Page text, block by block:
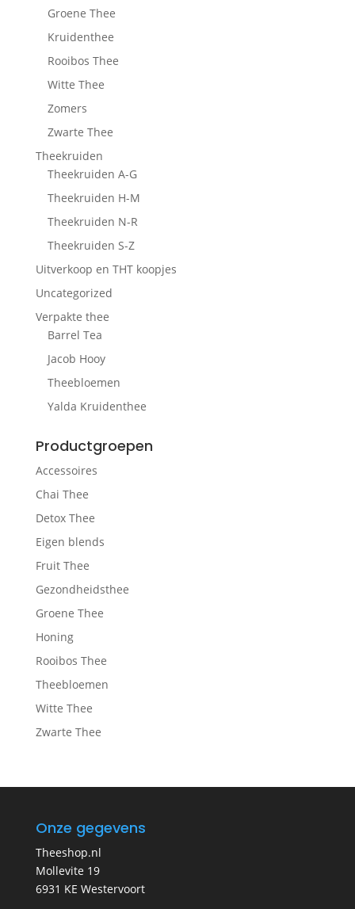
Groene Thee
Kruidenthee
Rooibos Thee
Witte Thee
Zomers
Zwarte Thee
Theekruiden
Theekruiden A-G
Theekruiden H-M
Theekruiden N-R
Theekruiden S-Z
Uitverkoop en THT koopjes
Uncategorized
Verpakte thee
Barrel Tea
Jacob Hooy
Theebloemen
Yalda Kruidenthee
Productgroepen
Accessoires
Chai Thee
Detox Thee
Eigen blends
Fruit Thee
Gezondheidsthee
Groene Thee
Honing
Rooibos Thee
Theebloemen
Witte Thee
Zwarte Thee
Onze gegevens
Theeshop.nl
Mollevite 19
6931 KE Westervoort